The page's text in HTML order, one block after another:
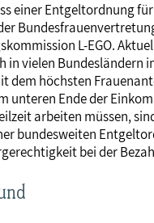
einer Entgeltordnung
L-EGO.
in vielen Bundesländern
dem höchsten
unteren Ende der
arbeiten müssen,
bundesweiten
bei der